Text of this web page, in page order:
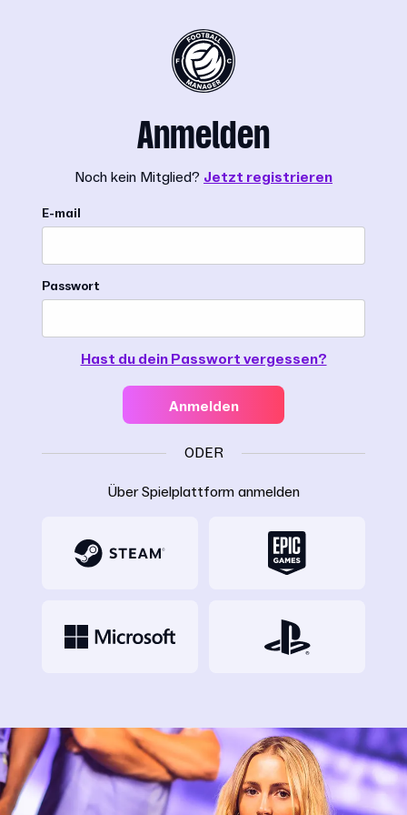
Anmelden
Noch kein Mitglied? Jetzt registrieren
E-mail
Passwort
Hast du dein Passwort vergessen?
Anmelden
ODER
Über Spielplattform anmelden